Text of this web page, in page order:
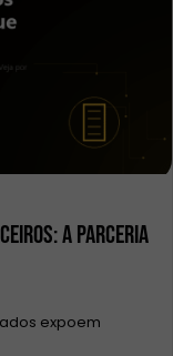
a parceria
expoem